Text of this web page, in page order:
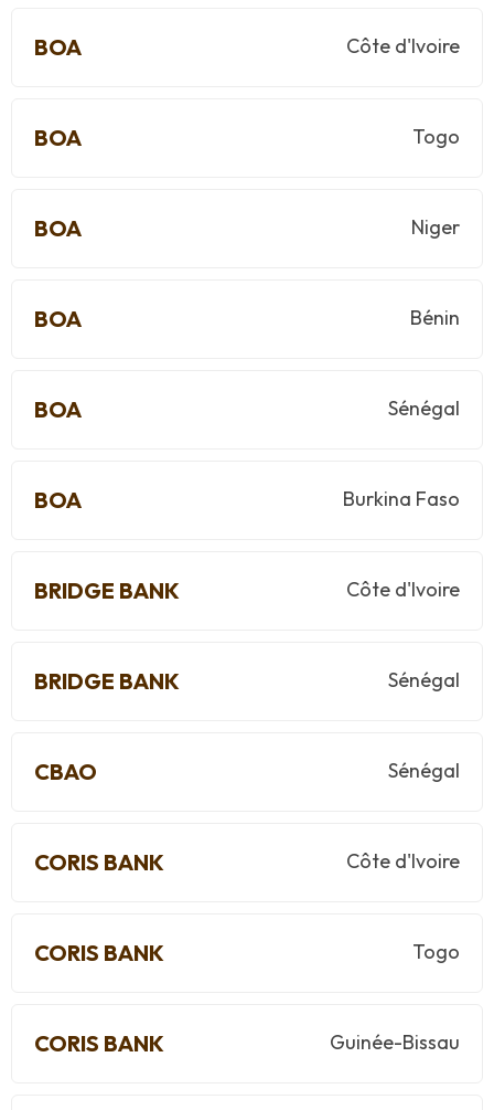
BOA Côte d'Ivoire
BOA Togo
BOA Niger
BOA Bénin
BOA Sénégal
BOA Burkina Faso
BRIDGE BANK Côte d'Ivoire
BRIDGE BANK Sénégal
CBAO Sénégal
CORIS BANK Côte d'Ivoire
CORIS BANK Togo
CORIS BANK Guinée-Bissau